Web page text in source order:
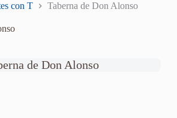
con T Taberna de Don Alonso
de Don Alonso